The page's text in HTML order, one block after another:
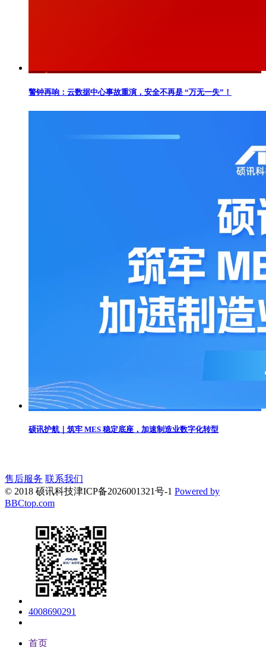
警钟再响：云数据中心事故重演，安全不再是 “万无一失”！
硕讯护航｜筑牢 MES 稳定底座，加速制造业数字化转型
售后服务 联系我们
© 2018 硕讯科技津ICP备2026001321号-1 Powered by
BBCtop.com
4008690291
首页